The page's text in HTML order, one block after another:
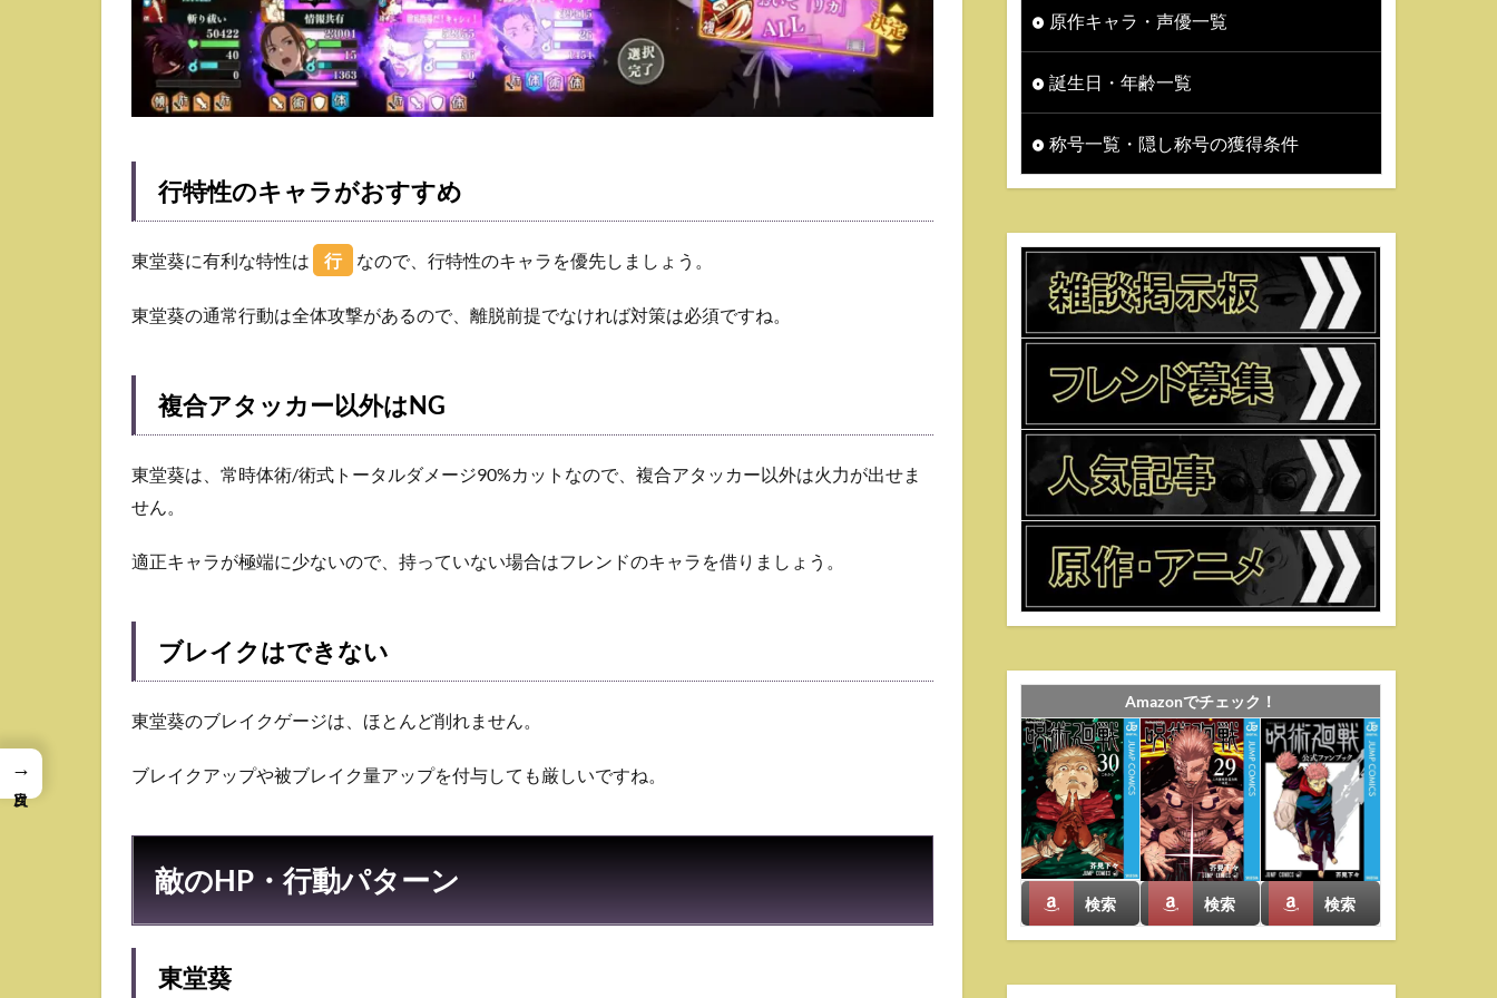
行特性のキャラがおすすめ
東堂葵に有利な特性は 行 なので、行特性のキャラを優先しましょう。
東堂葵の通常行動は全体攻撃があるので、離脱前提でなければ対策は必須ですね。
複合アタッカー以外はNG
東堂葵は、常時体術/術式トータルダメージ90%カットなので、複合アタッカー以外は火力が出せま
せん。
適正キャラが極端に少ないので、持っていない場合はフレンドのキャラを借りましょう。
ブレイクはできない
東堂葵のブレイクゲージは、ほとんど削れません。
ブレイクアップや被ブレイク量アップを付与しても厳しいですね。
敵のHP・行動パターン
東堂葵
原作キャラ・声優一覧
誕生日・年齢一覧
称号一覧・隠し称号の獲得条件
Amazonでチェック！
検索 検索 検索
→